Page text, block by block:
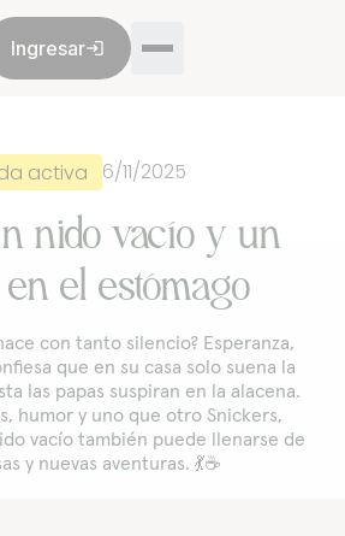
Ingresarlogin
Opiniones Nosotros
9299
+52 55 8993 9299
9 a.m. a 6 p.m.
Atención todos los días, las 24
activa 6/11/2025
nido vacío y un
el estómago
con tanto silencio? Esperanza,
que en su casa solo suena la
las papas suspiran en la alacena.
humor y uno que otro Snickers,
vacío también puede llenarse de
y nuevas aventuras. 💃☕️